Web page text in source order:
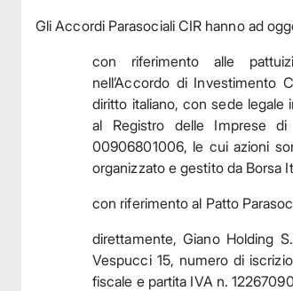
Gli Accordi Parasociali CIR hanno ad
con riferimento alle
nell’Accordo di Investimento
diritto italiano, con sede
al Registro delle Imprese
00906801006, le cui azioni
organizzato e gestito da Borsa
con riferimento al Patto
direttamente, Giano Holding
Vespucci 15, numero di
fiscale e partita IVA n.